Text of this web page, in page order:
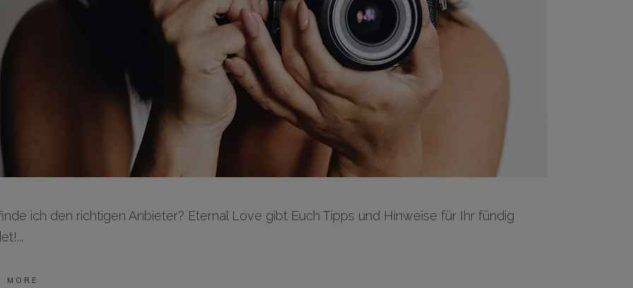
ich den richtigen Anbieter? Eternal Love gibt Euch Tipps und Hinweise für Ihr fündig
MORE